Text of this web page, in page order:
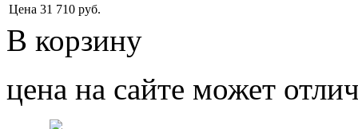
Цена 31 710 руб.
В корзину
цена на сайте может